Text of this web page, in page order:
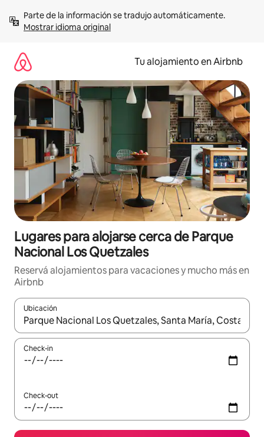
contenidoMostrar idioma original
Tu alojamiento en Airbnb
Lugares para alojarse cerca de Parque
Nacional Los Quetzales
Reservá alojamientos para vacaciones y mucho más en
Airbnb
Ubicación
Cuando los resultados estén disponibles, navegá con las
Check-in
Check-out